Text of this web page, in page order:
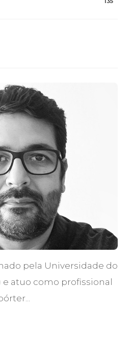
pela Universidade do
e atuo como profissional